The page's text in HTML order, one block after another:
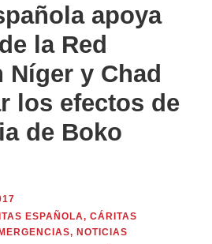
apoya
la Red
Níger y Chad
los efectos de
de Boko
ESPAÑOLA, CÁRITAS
, NOTICIAS